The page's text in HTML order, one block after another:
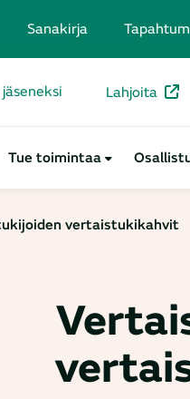
Sanakirja
Lahjoita
Tue toimintaa
vertaistukikahvit